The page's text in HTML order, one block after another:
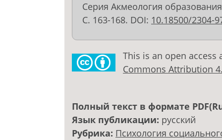
Серия Акмеология
С. 163-168. DOI: 10.18500/2304-
This is an open
Commons Attribution
Полный текст в формате
Язык публикации: русский
Рубрика: Психология